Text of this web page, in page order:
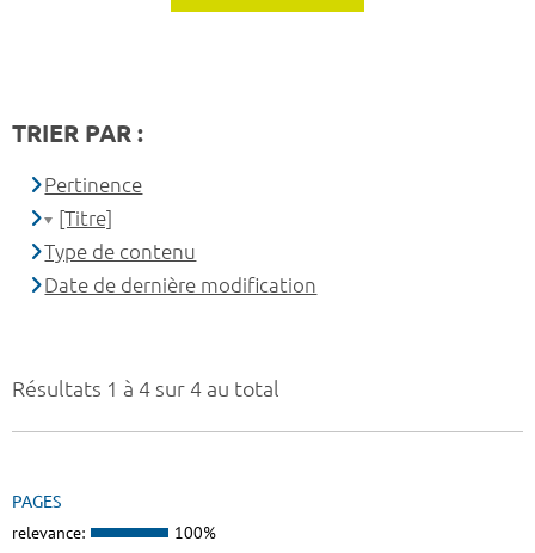
Résultats 1 à 4 sur 4 au total
PAGES
relevance: 100%
TRIER PAR :
Pertinence
[Titre]
Type de contenu
Date de dernière modification